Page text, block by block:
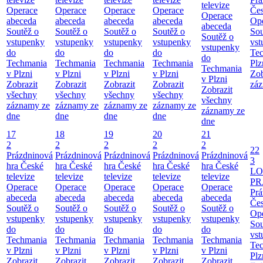
Operace
abeceda
Soutěž o
vstupenky
do
Techmania
v Plzni
Zobrazit
všechny
záznamy ze
dne
Operace
abeceda
Soutěž o
vstupenky
do
Techmania
v Plzni
Zobrazit
všechny
záznamy ze
dne
Operace
abeceda
Soutěž o
vstupenky
do
Techmania
v Plzni
Zobrazit
všechny
záznamy ze
dne
Operace
abeceda
Soutěž o
vstupenky
do
Techmania
v Plzni
Zobrazit
všechny
záznamy ze
dne
televize
Operace
abeceda
Soutěž o
vstupenky
do
Techmania
v Plzni
Zobrazit
všechny
záznamy ze
dne
17
2
Prázdninová
hra České
televize
Operace
abeceda
Soutěž o
vstupenky
do
Techmania
v Plzni
Zobrazit
18
2
Prázdninová
hra České
televize
Operace
abeceda
Soutěž o
vstupenky
do
Techmania
v Plzni
Zobrazit
19
2
Prázdninová
hra České
televize
Operace
abeceda
Soutěž o
vstupenky
do
Techmania
v Plzni
Zobrazit
20
2
Prázdninová
hra České
televize
Operace
abeceda
Soutěž o
vstupenky
do
Techmania
v Plzni
Zobrazit
21
2
Prázdninová
hra České
televize
Operace
abeceda
Soutěž o
vstupenky
do
Techmania
v Plzni
Zobrazit
22
3